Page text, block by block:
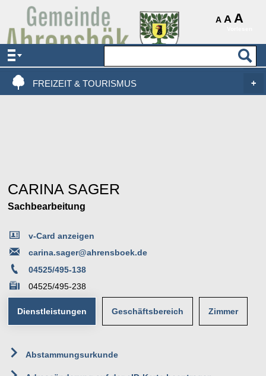
A A A
AKTUELLES & SERVICE
VERWALTUNG & POLITIK
FREIZEIT & TOURISMUS
CARINA SAGER
v-Card anzeigen
carina.sager@ahrensboek.de
04525/495-138
04525/495-238
Dienstleistungen Geschäftsbereich Zimmer
Abstammungsurkunde
Team II - Bürgerservice
15
Sachbearbeitung